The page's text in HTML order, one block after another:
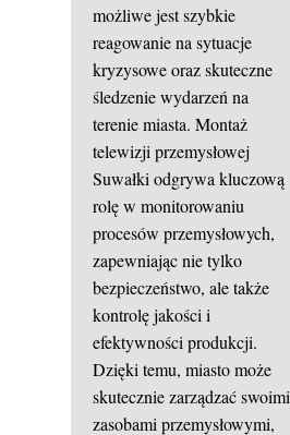
możliwe jest szybkie
reagowanie na sytuacje
kryzysowe oraz skuteczne
śledzenie wydarzeń na
terenie miasta. Montaż
telewizji przemysłowej
Suwałki odgrywa kluczową
rolę w monitorowaniu
procesów przemysłowych,
zapewniając nie tylko
bezpieczeństwo, ale także
kontrolę jakości i
efektywności produkcji.
Dzięki temu, miasto może
skutecznie zarządzać swoimi
zasobami przemysłowymi,